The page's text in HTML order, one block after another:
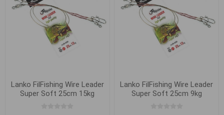
Lanko FilFishing Wire Leader
Super Soft 25cm 15kg
Lanko FilFishing Wire Leader
Super Soft 25cm 9kg